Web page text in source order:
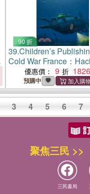
90 折
39.Children’s
Cold War France：
the Age of Surveillance
Control
優惠價： 9 1826
預購中
3 4 5 6 7
聚焦三民 >>
三民書局